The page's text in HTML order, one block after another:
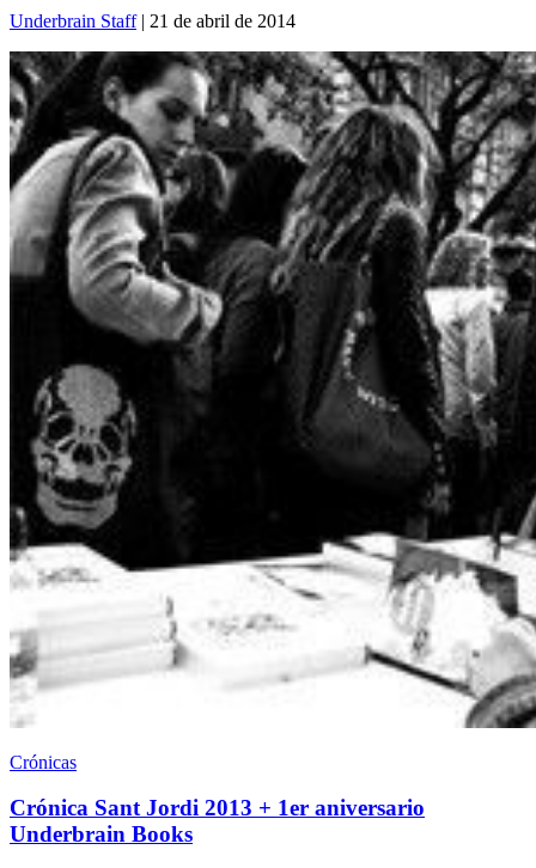
Underbrain Staff| 21 de abril de 2014
Crónicas
Crónica Sant Jordi 2013 + 1er aniversario
Underbrain Books